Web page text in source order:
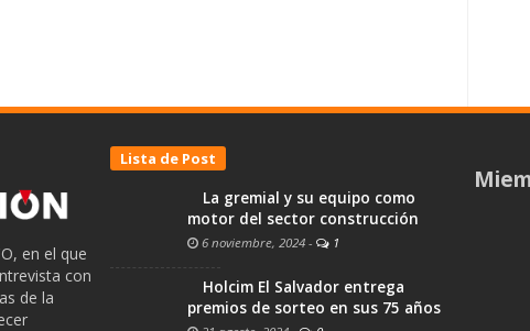
en el que
con
de la
Lista de Post
La gremial y su equipo como
motor del sector construcción
6 noviembre, 2024 - 1
Holcim El Salvador entrega
premios de sorteo en sus 75 años